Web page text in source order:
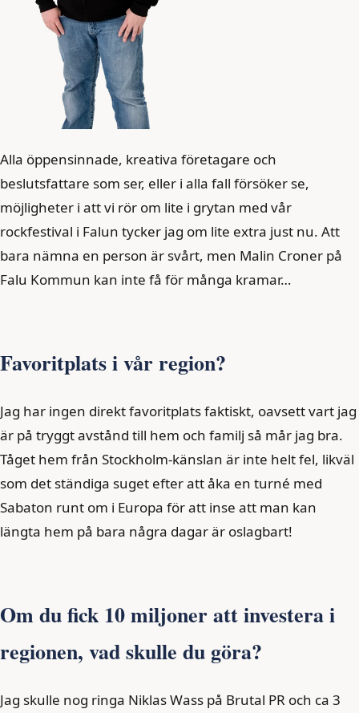
Alla öppensinnade, kreativa företagare och
beslutsfattare som ser, eller i alla fall försöker se,
möjligheter i att vi rör om lite i grytan med vår
rockfestival i Falun tycker jag om lite extra just nu. Att
bara nämna en person är svårt, men Malin Croner på
Falu Kommun kan inte få för många kramar…
Favoritplats i vår region?
Jag har ingen direkt favoritplats faktiskt, oavsett vart jag
är på tryggt avstånd till hem och familj så mår jag bra.
Tåget hem från Stockholm-känslan är inte helt fel, likväl
som det ständiga suget efter att åka en turné med
Sabaton runt om i Europa för att inse att man kan
längta hem på bara några dagar är oslagbart!
Om du fick 10 miljoner att investera i
regionen, vad skulle du göra?
Jag skulle nog ringa Niklas Wass på Brutal PR och ca 3